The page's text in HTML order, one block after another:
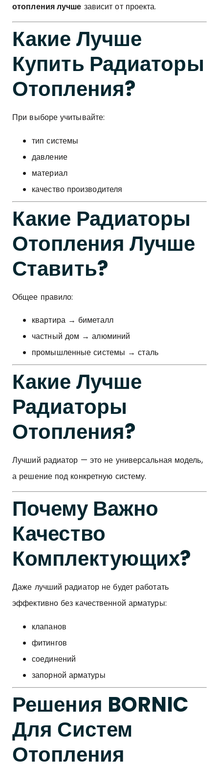
отопления лучше зависит от проекта.
Какие Лучше
Купить Радиаторы
Отопления?
При выборе учитывайте:
тип системы
давление
материал
качество производителя
Какие Радиаторы
Отопления Лучше
Ставить?
Общее правило:
квартира → биметалл
частный дом → алюминий
промышленные системы → сталь
Какие Лучше
Радиаторы
Отопления?
Лучший радиатор — это не универсальная модель,
а решение под конкретную систему.
Почему Важно
Качество
Комплектующих?
Даже лучший радиатор не будет работать
эффективно без качественной арматуры:
клапанов
фитингов
соединений
запорной арматуры
Решения BORNIC
Для Систем
Отопления